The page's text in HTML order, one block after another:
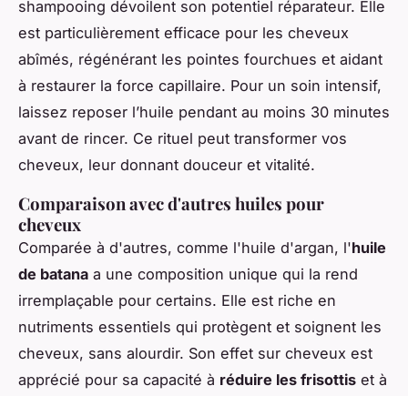
shampooing dévoilent son potentiel réparateur. Elle
est particulièrement efficace pour les cheveux
abîmés, régénérant les pointes fourchues et aidant
à restaurer la force capillaire. Pour un soin intensif,
laissez reposer l’huile pendant au moins 30 minutes
avant de rincer. Ce rituel peut transformer vos
cheveux, leur donnant douceur et vitalité.
Comparaison avec d'autres huiles pour
cheveux
Comparée à d'autres, comme l'huile d'argan, l'huile
de batana a une composition unique qui la rend
irremplaçable pour certains. Elle est riche en
nutriments essentiels qui protègent et soignent les
cheveux, sans alourdir. Son effet sur cheveux est
apprécié pour sa capacité à réduire les frisottis et à